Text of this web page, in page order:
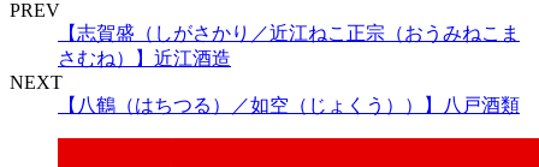
PREV
【志賀盛（しがさかり／近江ねこ正宗（おうみねこま
さむね）】近江酒造
NEXT
【八鶴（はちつる）／如空（じょくう））】八戸酒類